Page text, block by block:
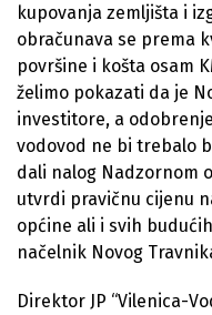
kupovanja zemljišta i
obračunava se prema
površine i košta osam
želimo pokazati da je
investitore, a
vodovod ne bi trebalo
dali nalog Nadzornom
utvrdi pravičnu cijenu
općine ali i svih
načelnik Novog
Direktor JP “Vilenica-